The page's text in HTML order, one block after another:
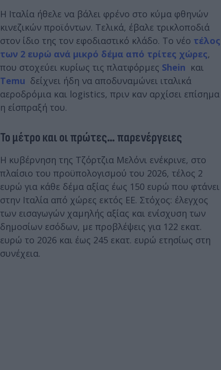
Η Ιταλία ήθελε να βάλει φρένο στο κύμα φθηνών
κινεζικών προϊόντων. Τελικά, έβαλε τρικλοποδιά
στον ίδιο της τον εφοδιαστικό κλάδο. Το νέο τέλος
των 2 ευρώ ανά μικρό δέμα από τρίτες χώρες,
που στοχεύει κυρίως τις πλατφόρμες Shein και
Temu δείχνει ήδη να αποδυναμώνει ιταλικά
αεροδρόμια και logistics, πριν καν αρχίσει επίσημα
η είσπραξή του.
Το μέτρο και οι πρώτες… παρενέργειες
Η κυβέρνηση της Τζόρτζια Μελόνι ενέκρινε, στο
πλαίσιο του προϋπολογισμού του 2026, τέλος 2
ευρώ για κάθε δέμα αξίας έως 150 ευρώ που φτάνει
στην Ιταλία από χώρες εκτός ΕΕ. Στόχος: έλεγχος
των εισαγωγών χαμηλής αξίας και ενίσχυση των
δημοσίων εσόδων, με προβλέψεις για 122 εκατ.
ευρώ το 2026 και έως 245 εκατ. ευρώ ετησίως στη
συνέχεια.